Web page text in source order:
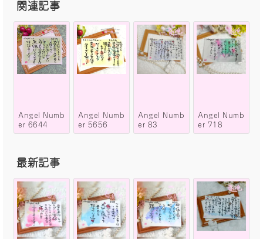
関連記事
Angel Numb
er 6644
Angel Numb
er 5656
Angel Numb
er 83
Angel Numb
er 718
最新記事